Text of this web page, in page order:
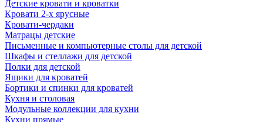
Детские кровати и кроватки
Кровати 2-х ярусные
Кровати-чердаки
Матрацы детские
Письменные и компьютерные столы для детской
Шкафы и стеллажи для детской
Полки для детской
Ящики для кроватей
Бортики и спинки для кроватей
Кухня и столовая
Модульные коллекции для кухни
Кухни прямые